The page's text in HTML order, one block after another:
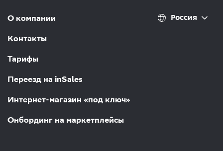
О компании
Контакты
Тарифы
Переезд на inSales
Интернет-магазин «под ключ»
Онбординг на маркетплейсы
Россия